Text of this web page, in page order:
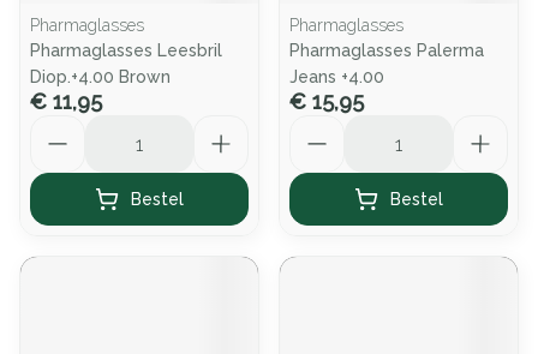
Pharmaglasses
Pharmaglasses Leesbril
Diop.+4.00 Brown
€ 11,95
Bestel
Pharmaglasses
Pharmaglasses Palerma
Jeans +4.00
€ 15,95
Bestel